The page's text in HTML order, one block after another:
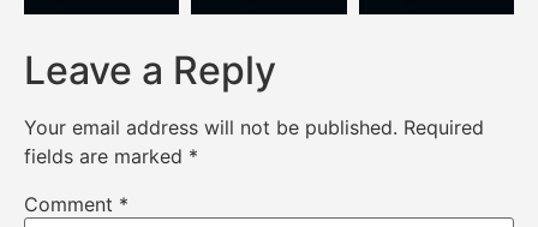
Leave a Reply
Your email address will not be published. Required
fields are marked *
Comment *